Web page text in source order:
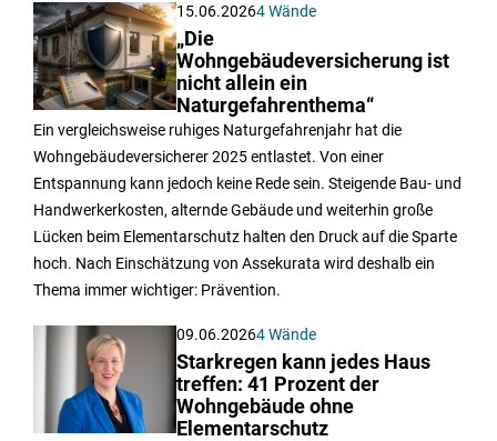
15.06.20264 Wände
„Die
Wohngebäudeversicherung ist
nicht allein ein
Naturgefahrenthema“
Ein vergleichsweise ruhiges Naturgefahrenjahr hat die
Wohngebäudeversicherer 2025 entlastet. Von einer
Entspannung kann jedoch keine Rede sein. Steigende Bau- und
Handwerkerkosten, alternde Gebäude und weiterhin große
Lücken beim Elementarschutz halten den Druck auf die Sparte
hoch. Nach Einschätzung von Assekurata wird deshalb ein
Thema immer wichtiger: Prävention.
09.06.20264 Wände
Starkregen kann jedes Haus
treffen: 41 Prozent der
Wohngebäude ohne
Elementarschutz